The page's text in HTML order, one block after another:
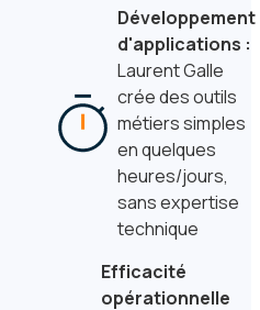
Développement
d'applications :
Laurent Galle
crée des outils
métiers simples
en quelques
heures/jours,
sans expertise
technique
Efficacité
opérationnelle